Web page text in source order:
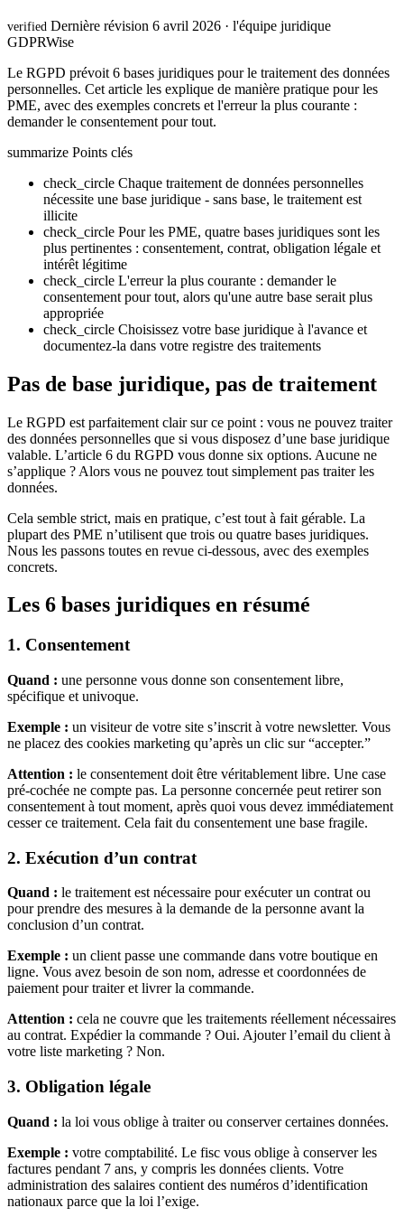
verified Dernière révision 6 avril 2026 · l'équipe juridique
GDPRWise
Le RGPD prévoit 6 bases juridiques pour le traitement des données
personnelles. Cet article les explique de manière pratique pour les
PME, avec des exemples concrets et l'erreur la plus courante :
demander le consentement pour tout.
summarize Points clés
check_circle Chaque traitement de données personnelles
nécessite une base juridique - sans base, le traitement est
illicite
check_circle Pour les PME, quatre bases juridiques sont les
plus pertinentes : consentement, contrat, obligation légale et
intérêt légitime
check_circle L'erreur la plus courante : demander le
consentement pour tout, alors qu'une autre base serait plus
appropriée
check_circle Choisissez votre base juridique à l'avance et
documentez-la dans votre registre des traitements
Pas de base juridique, pas de traitement
Le RGPD est parfaitement clair sur ce point : vous ne pouvez traiter
des données personnelles que si vous disposez d’une base juridique
valable. L’article 6 du RGPD vous donne six options. Aucune ne
s’applique ? Alors vous ne pouvez tout simplement pas traiter les
données.
Cela semble strict, mais en pratique, c’est tout à fait gérable. La
plupart des PME n’utilisent que trois ou quatre bases juridiques.
Nous les passons toutes en revue ci-dessous, avec des exemples
concrets.
Les 6 bases juridiques en résumé
1. Consentement
Quand : une personne vous donne son consentement libre,
spécifique et univoque.
Exemple : un visiteur de votre site s’inscrit à votre newsletter. Vous
ne placez des cookies marketing qu’après un clic sur “accepter.”
Attention : le consentement doit être véritablement libre. Une case
pré-cochée ne compte pas. La personne concernée peut retirer son
consentement à tout moment, après quoi vous devez immédiatement
cesser ce traitement. Cela fait du consentement une base fragile.
2. Exécution d’un contrat
Quand : le traitement est nécessaire pour exécuter un contrat ou
pour prendre des mesures à la demande de la personne avant la
conclusion d’un contrat.
Exemple : un client passe une commande dans votre boutique en
ligne. Vous avez besoin de son nom, adresse et coordonnées de
paiement pour traiter et livrer la commande.
Attention : cela ne couvre que les traitements réellement nécessaires
au contrat. Expédier la commande ? Oui. Ajouter l’email du client à
votre liste marketing ? Non.
3. Obligation légale
Quand : la loi vous oblige à traiter ou conserver certaines données.
Exemple : votre comptabilité. Le fisc vous oblige à conserver les
factures pendant 7 ans, y compris les données clients. Votre
administration des salaires contient des numéros d’identification
nationaux parce que la loi l’exige.